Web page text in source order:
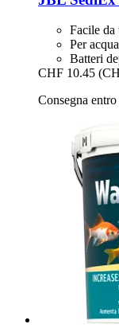
Facile da
Per
Batteri
CHF 10.45
Consegna